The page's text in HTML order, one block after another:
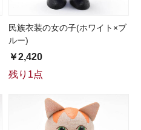
民族衣装の女の子(ホワイト×ブ
ルー)
￥2,420
残り1点